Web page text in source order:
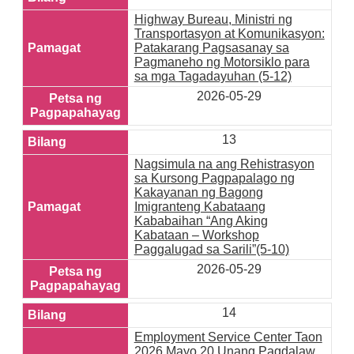
Highway Bureau, Ministri ng
Transportasyon at Komunikasyon:
Patakarang Pagsasanay sa
Pagmaneho ng Motorsiklo para
sa mga Tagadayuhan (5-12)
2026-05-29
13
Nagsimula na ang Rehistrasyon
sa Kursong Pagpapalago ng
Kakayanan ng Bagong
Imigranteng Kabataang
Kababaihan “Ang Aking
Kabataan – Workshop
Paggalugad sa Sarili”(5-10)
2026-05-29
14
Employment Service Center Taon
2026 Mayo 20 Unang Pagdalaw